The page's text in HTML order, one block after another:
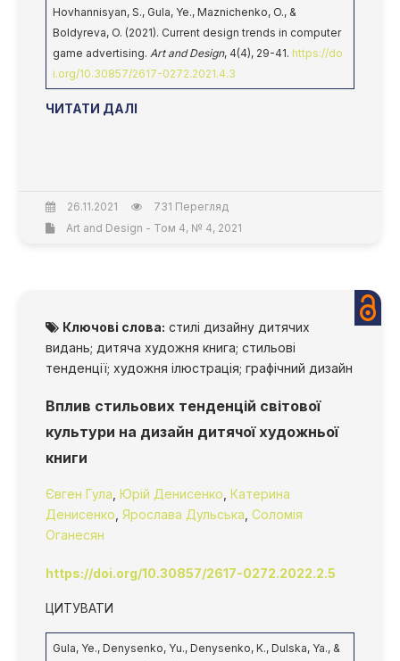
Hovhannisyan, S., Gula, Ye., Maznichenko, O., &
Boldyreva, O. (2021). Current design trends in computer
game advertising. Art and Design, 4(4), 29-41. https://do
i.org/10.30857/2617-0272.2021.4.3
ЧИТАТИ ДАЛІ
26.11.2021
731 Перегляд
Art and Design - Том 4, № 4, 2021
Ключові слова: стилі дизайну дитячих
видань; дитяча художня книга; стильові
тенденції; художня ілюстрація; графічний дизайн
Вплив стильових тенденцій світової
культури на дизайн дитячої художньої
книги
Євген Гула Юрій Денисенко Катерина
Денисенко Ярослава Дульська Соломія
Оганесян
https://doi.org/10.30857/2617-0272.2022.2.5
ЦИТУВАТИ
Gula, Ye., Denysenko, Yu., Denysenko, K., Dulska, Ya., &